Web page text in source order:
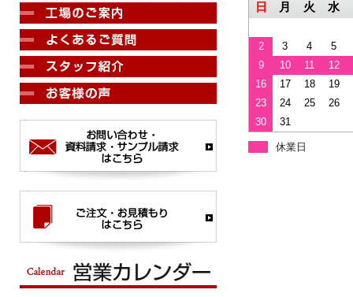
日 月 火 水
2 3 4
5
9
10 11
12
16
17 18
19
23
24 25
26
30
31
休業日